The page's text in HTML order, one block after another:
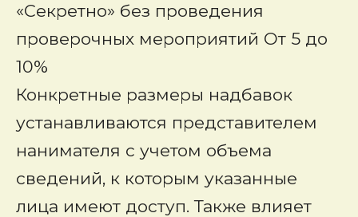
«Секретно» без проведения
проверочных мероприятий От 5 до
10%
Конкретные размеры надбавок
устанавливаются представителем
нанимателя с учетом объема
сведений, к которым указанные
лица имеют доступ. Также влияет